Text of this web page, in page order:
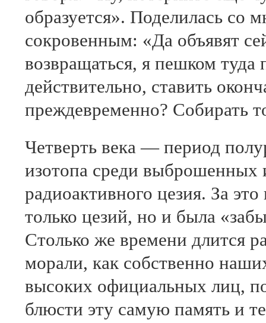
образуется». Поделилась со
сокровенным: «Да объявят
возвращаться, я пешком
действительно, ставить
преждевременно? Собирать
Четверть века — период
изотопа среди выброшенных
радиоактивного цезия. За
только цезий, но и была
Столько же времени длится
морали, как собственно
высоких официальных лиц,
блюсти эту самую память и